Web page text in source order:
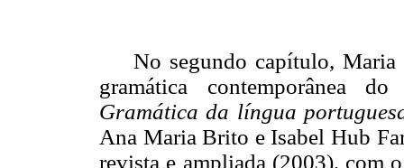
No segundo capítulo, Maria
gramática contemporânea
Gramática da língua
Ana Maria Brito e Isabel Hub
revista e ampliada (2003), com